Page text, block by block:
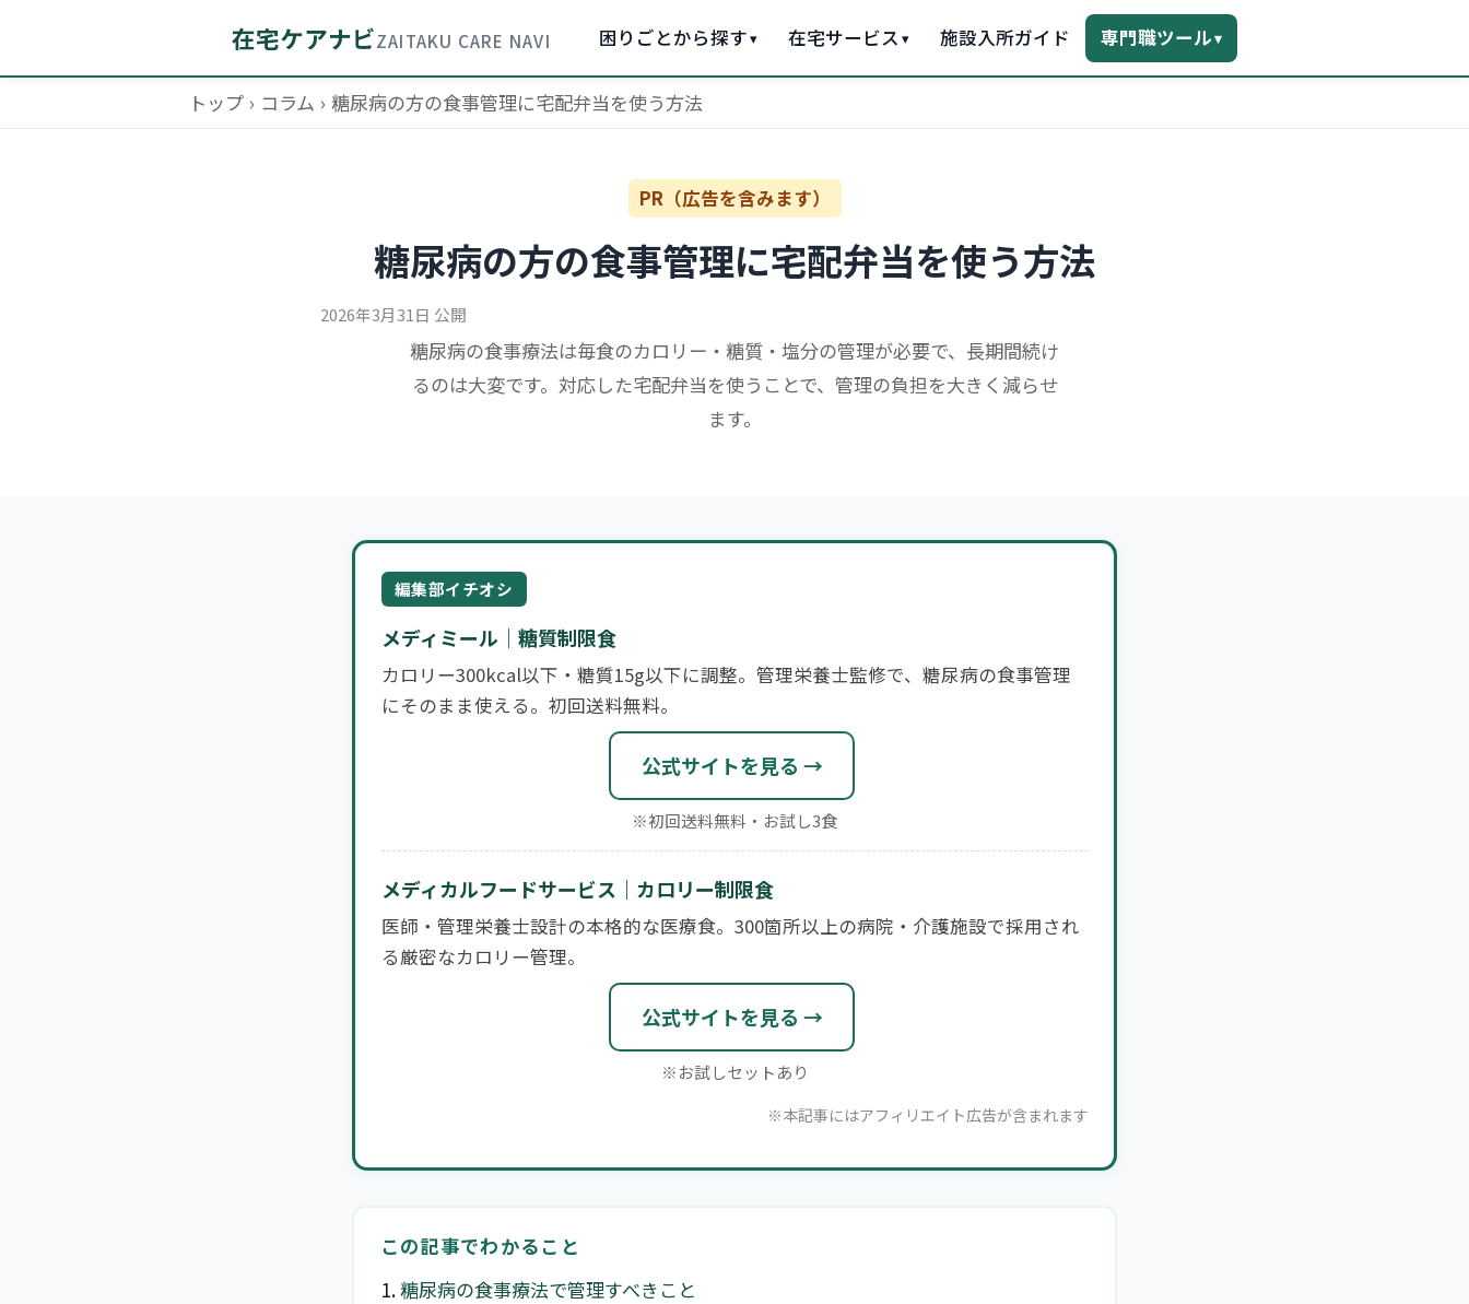
在宅ケアナビZAITAKU CARE NAVI 困りごとから探す▾ 在宅サービス ▾ 施設入所ガイド 専門職ツール▾
トップ › コラム › 糖尿病の方の食事管理に宅配弁当を使う方法
PR（広告を含みます）
糖尿病の方の食事管理に宅配弁当を使う方法
2026年3月31日 公開
糖尿病の食事療法は毎食のカロリー・糖質・塩分の管理が必要で、長期間続け
るのは大変です。対応した宅配弁当を使うことで、管理の負担を大きく減らせ
ます。
編集部イチオシ
メディミール｜糖質制限食
カロリー300kcal以下・糖質15g以下に調整。管理栄養士監修で、糖尿病の食事管理
にそのまま使える。初回送料無料。
公式サイトを見る →
※初回送料無料・お試し3食
メディカルフードサービス｜カロリー制限食
医師・管理栄養士設計の本格的な医療食。300箇所以上の病院・介護施設で採用され
る厳密なカロリー管理。
公式サイトを見る →
※お試しセットあり
※本記事にはアフィリエイト広告が含まれます
この記事でわかること
糖尿病の食事療法で管理すべきこと